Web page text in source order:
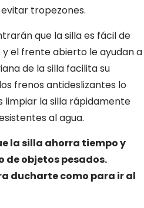
tropezones.
que la silla es fácil de
y el frente abierto le ayudan a
de la silla facilita su
frenos antideslizantes lo
limpiar la silla rápidamente
al agua.
la silla ahorra tiempo y
de objetos pesados.
ducharte como para ir al